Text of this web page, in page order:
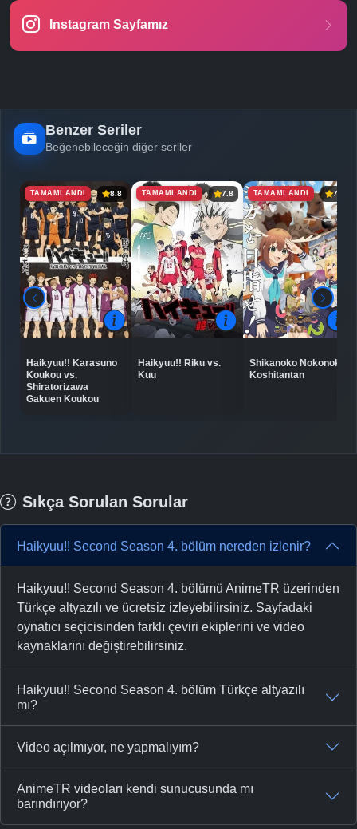
-Bölüm No: 23
Instagram Sayfamız
Benzer Seriler
Beğenebileceğin diğer seriler
TAMAMLANDI 8.8
Haikyuu!! Karasuno
Koukou vs.
Shiratorizawa
Gakuen Koukou
TAMAMLANDI 7.8
Haikyuu!! Riku vs.
Kuu
TAMAMLANDI 7.0
Shikanoko Nokonoko
Koshitantan
Sıkça Sorulan Sorular
Haikyuu!! Second Season 4. bölüm nereden izlenir?
Haikyuu!! Second Season 4. bölümü AnimeTR üzerinden
Türkçe altyazılı ve ücretsiz izleyebilirsiniz. Sayfadaki
oynatıcı seçicisinden farklı çeviri ekiplerini ve video
kaynaklarını değiştirebilirsiniz.
Haikyuu!! Second Season 4. bölüm Türkçe altyazılı
mı?
Video açılmıyor, ne yapmalıyım?
AnimeTR videoları kendi sunucusunda mı
barındırıyor?